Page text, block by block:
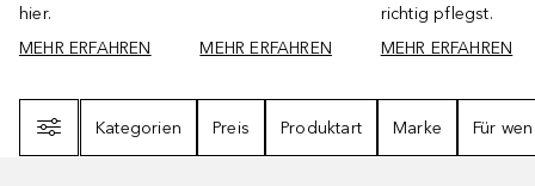
hier.
MEHR ERFAHREN
MEHR ERFAHREN
richtig pflegst.
MEHR ERFAHREN
Kategorien
Preis Produktart Marke Für wen